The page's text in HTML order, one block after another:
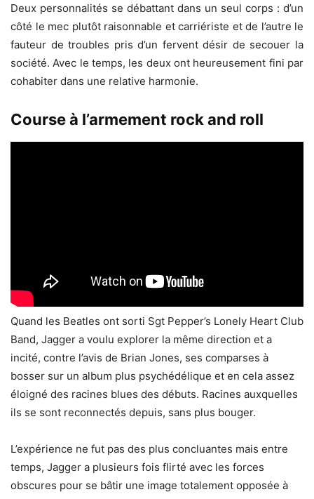
Deux personnalités se débattant dans un seul corps : d’un
côté le mec plutôt raisonnable et carriériste et de l’autre le
fauteur de troubles pris d’un fervent désir de secouer la
société. Avec le temps, les deux ont heureusement fini par
cohabiter dans une relative harmonie.
Course à l’armement rock and roll
Quand les Beatles ont sorti Sgt Pepper’s Lonely Heart Club
Band, Jagger a voulu explorer la même direction et a
incité, contre l’avis de Brian Jones, ses comparses à
bosser sur un album plus psychédélique et en cela assez
éloigné des racines blues des débuts. Racines auxquelles
ils se sont reconnectés depuis, sans plus bouger.
L’expérience ne fut pas des plus concluantes mais entre
temps, Jagger a plusieurs fois flirté avec les forces
obscures pour se bâtir une image totalement opposée à